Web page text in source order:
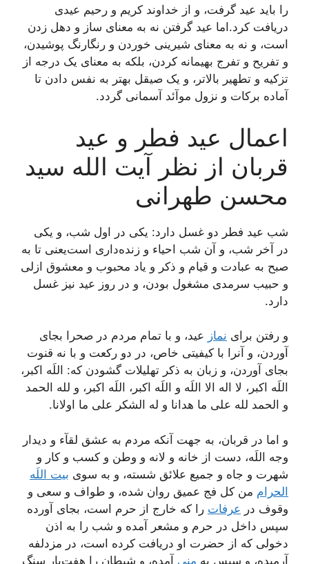
را بايد عيد گرفت، و از خداوند کريم و رحيم عيدى
دريافت کرد.اما عيد گرفتن نه به معناى ساز و دهل زدن
است، و نه به معناى شيرينى خوردن و رنگارنگ پوشيدن،
و تفريح و تفرج بهيمانه کردن، بلکه به معناى يک درجه از
تزکيه و تطهير بالاتر، و يک صيقل بهتر به نفس دادن تا
آماده برکات و نزول موآئد آسمانى گردد.
اعمال عید فطر و عید
قربان از نظر آیت الله سید
محسن طهرانی
شب عيد فطر دو غسل دارد: يکى در اول شب، و يکى
در آخر شب، و آن شب احياء و زنده‌دارى است‌يعنى تا به
صبح به عبادت و قيام و ذکر و ياد محبوب و معشوق ازلى
و حبيب سرمدى مشغول بودن، و در روز عيد نيز غسل
دارد.
و رفتن براى نماز عيد، و با تمام مردم در صحرا بجاى
آوردن، و آنرا با کيفيتى خاص، در دو رکعت و با نه قنوت
بجاى آوردن، و زبان به ذکر تهليلات گشودن که: اللَه اکبر،
اللَه اکبر، لا اله الا اللَه و اللَه اکبر، اللَه اکبر، و لله الحمد
و الحمد لله على ما هدانا و له الشکر على ما اولانا.
و اما در قربان، به جهت آنکه مردم به عشق لقآء و ديدار
وجه اللَه، دست از خانه و لانه و وطن و کسب و کار و
شهرت و جاه و جميع علائق شسته، و به سوى بيت اللَه
الحرام من کل فج عميق روان شده، و طواف و سعى و
وقوف در عرفات را که خارج از حرم است، بجاى آورده
سپس داخل در حرم و مشعر آمده و شب را به اذن
دخولى که از حضرت او دريافت کرده است، در مزدلفه
آرميده، و سپس به منى آمده، و شيطان را هفت‌بار سنگ